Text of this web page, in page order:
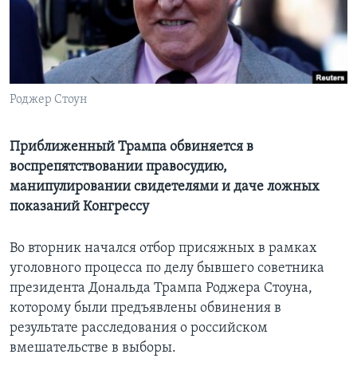
Learning English
СОЦИАЛЬНЫЕ СЕТИ
Языки
Роджер Стоун
Приближенный Трампа обвиняется в
воспрепятствовании правосудию,
манипулировании свидетелями и даче ложных
показаний Конгрессу
Во вторник начался отбор присяжных в рамках
уголовного процесса по делу бывшего советника
президента Дональда Трампа Роджера Стоуна,
которому были предъявлены обвинения в
результате расследования о российском
вмешательстве в выборы.